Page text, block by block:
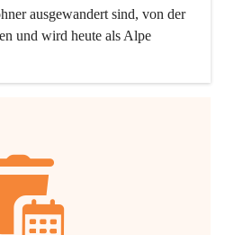
ausgewandert sind, von der
und wird heute als Alpe